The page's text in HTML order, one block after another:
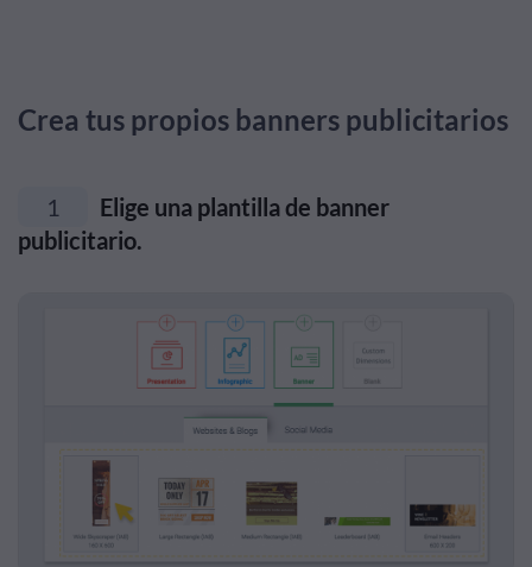
Crea tus propios banners publicitarios
1
Elige una plantilla de banner
publicitario.